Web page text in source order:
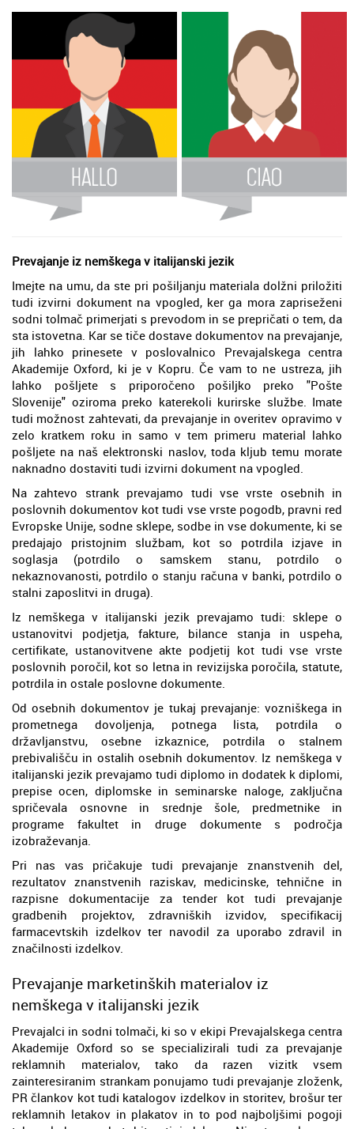
Prevajanje iz nemškega v italijanski jezik
Imejte na umu, da ste pri pošiljanju materiala dolžni priložiti
tudi izvirni dokument na vpogled, ker ga mora zapriseženi
sodni tolmač primerjati s prevodom in se prepričati o tem, da
sta istovetna. Kar se tiče dostave dokumentov na prevajanje,
jih lahko prinesete v poslovalnico Prevajalskega centra
Akademije Oxford, ki je v Kopru. Če vam to ne ustreza, jih
lahko pošljete s priporočeno pošiljko preko "Pošte
Slovenije" oziroma preko katerekoli kurirske službe. Imate
tudi možnost zahtevati, da prevajanje in overitev opravimo v
zelo kratkem roku in samo v tem primeru material lahko
pošljete na naš elektronski naslov, toda kljub temu morate
naknadno dostaviti tudi izvirni dokument na vpogled.
Na zahtevo strank prevajamo tudi vse vrste osebnih in
poslovnih dokumentov kot tudi vse vrste pogodb, pravni red
Evropske Unije, sodne sklepe, sodbe in vse dokumente, ki se
predajajo pristojnim službam, kot so potrdila izjave in
soglasja (potrdilo o samskem stanu, potrdilo o
nekaznovanosti, potrdilo o stanju računa v banki, potrdilo o
stalni zaposlitvi in druga).
Iz nemškega v italijanski jezik prevajamo tudi: sklepe o
ustanovitvi podjetja, fakture, bilance stanja in uspeha,
certifikate, ustanovitvene akte podjetij kot tudi vse vrste
poslovnih poročil, kot so letna in revizijska poročila, statute,
potrdila in ostale poslovne dokumente.
Od osebnih dokumentov je tukaj prevajanje: vozniškega in
prometnega dovoljenja, potnega lista, potrdila o
državljanstvu, osebne izkaznice, potrdila o stalnem
prebivališču in ostalih osebnih dokumentov. Iz nemškega v
italijanski jezik prevajamo tudi diplomo in dodatek k diplomi,
prepise ocen, diplomske in seminarske naloge, zaključna
spričevala osnovne in srednje šole, predmetnike in
programe fakultet in druge dokumente s področja
izobraževanja.
Pri nas vas pričakuje tudi prevajanje znanstvenih del,
rezultatov znanstvenih raziskav, medicinske, tehnične in
razpisne dokumentacije za tender kot tudi prevajanje
gradbenih projektov, zdravniških izvidov, specifikacij
farmacevtskih izdelkov ter navodil za uporabo zdravil in
značilnosti izdelkov.
Prevajanje marketinških materialov iz
nemškega v italijanski jezik
Prevajalci in sodni tolmači, ki so v ekipi Prevajalskega centra
Akademije Oxford so se specializirali tudi za prevajanje
reklamnih materialov, tako da razen vizitk vsem
zainteresiranim strankam ponujamo tudi prevajanje zloženk,
PR člankov kot tudi katalogov izdelkov in storitev, brošur ter
reklamnih letakov in plakatov in to pod najboljšimi pogoji